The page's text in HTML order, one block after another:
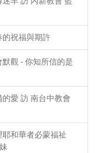
的祝福與期許
觀 - 你知所信的是
愛 訪 南台中教會
和華者必蒙福祉